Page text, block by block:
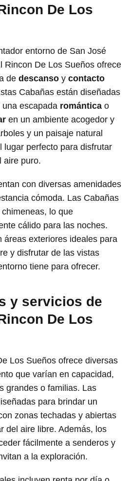
De Los
entorno de San José
Rincon De Los Sueños ofrece
de descanso y contacto
Cabañas están diseñadas
escapada romántica o
en un ambiente acogedor y
y un paisaje natural
lugar perfecto para disfrutar
aire puro.
con diversas amenidades
cómoda. Las Cabañas
lo que
cálido para las noches.
áreas exteriores ideales para
y disfrutar de las vistas
tiene para ofrecer.
y servicios de
De Los
Los Sueños ofrece diversas
que varían en capacidad,
grandes o familias. Las
para brindar un
zonas techadas y abiertas
del aire libre. Además, los
fácilmente a senderos y
a la exploración.